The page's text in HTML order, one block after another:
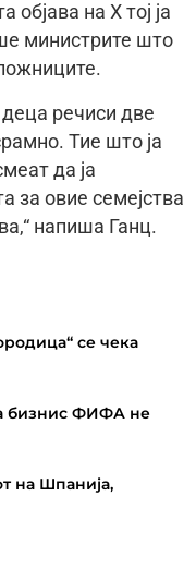
објава на Х тој ја
министрите што
деца речиси две
Тие што ја
да ја
за овие семејства
напиша Ганц.
се чека
бизнис ФИФА не
на Шпанија,